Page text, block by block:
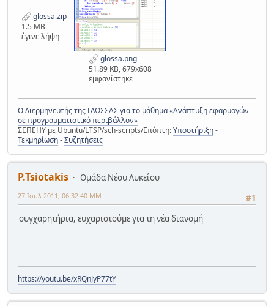
glossa.zip
1.5 MB
έγινε λήψη
glossa.png
51.89 KB, 679x608
εμφανίστηκε
Ο Διερμηνευτής της ΓΛΩΣΣΑΣ για το μάθημα «Ανάπτυξη εφαρμογών
σε προγραμματιστικό περιβάλλον»
ΣΕΠΕΗΥ με Ubuntu/LTSP/sch-scripts/Επόπτη:Υποστήριξη-
Τεκμηρίωση-Συζητήσεις
P.Tsiotakis
Ομάδα Νέου Λυκείου
#1
27 Ιουλ 2011, 06:32:40 ΜΜ
συγχαρητήρια, ευχαριστούμε για τη νέα διανομή
https://youtu.be/xRQnJyP77tY